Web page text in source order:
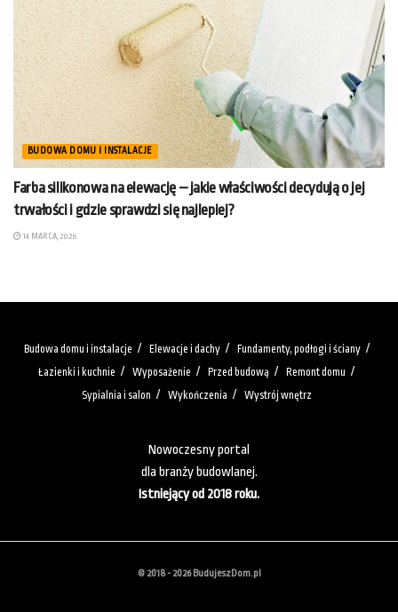
BUDOWA DOMU I INSTALACJE
Farba silikonowa na elewację – jakie właściwości decydują o jej
trwałości i gdzie sprawdzi się najlepiej?
14 MARCA, 2026
Budowa domu i instalacje Elewacje i dachy
Fundamenty, podłogi i ściany
Łazienki i kuchnie
Wyposażenie Przed budową
Remont domu
Sypialnia i salon
Wykończenia Wystrój wnętrz
Nowoczesny portal
dla branży budowlanej.
Istniejący od 2018 roku.
© 2018 - 2026 BudujeszDom.pl